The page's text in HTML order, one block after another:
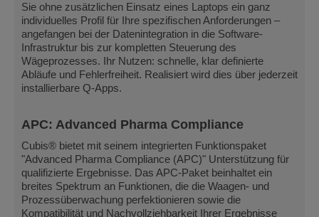
Sie ohne zusätzlichen Einsatz eines Laptops ein ganz
individuelles Profil für Ihre spezifischen Anforderungen –
angefangen bei der Datenintegration in die Software-
Infrastruktur bis zur kompletten Steuerung des
Wägeprozesses. Ihr Nutzen: schnelle, klar definierte
Abläufe und Fehlerfreiheit. Realisiert wird dies über jederzeit
installierbare Q-Apps.
APC: Advanced Pharma Compliance
Cubis® bietet mit seinem integrierten Funktionspaket
"Advanced Pharma Compliance (APC)" Unterstützung für
qualifizierte Ergebnisse. Das APC-Paket beinhaltet ein
breites Spektrum an Funktionen, die die Waagen- und
Prozessüberwachung perfektionieren sowie die
Kompatibilität und Nachvollziehbarkeit Ihrer Ergebnisse